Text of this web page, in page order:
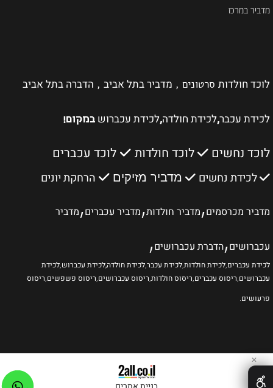
מדביר במרכז
לוכד חולדות סרטונים , מדביר בתל אביב , הדברה בתל אביב
לכידת עכבר,לכידת חולדה,לכידת עכברוש במקום!
לוכד נחשים לוכד חולדות לוכד עכברים
לכידת נחשים מדביר מזיקים הרחקת יונים
מדביר מכרסמים,מדביר חולדות,מדביר עכברים,מדביר
עכברושים,הדברת עכברושים,
לכידת עכברים,לכידת חולדות,לכידת עכבר,לכידת חולדה,לכידת עכברוש,לכידת
עכברושים,ריסוס עכברים,ריסוס חולדות,ריסוס עכברושים,ריסוס פשפשים,ריסוס
פרעושים.
✕